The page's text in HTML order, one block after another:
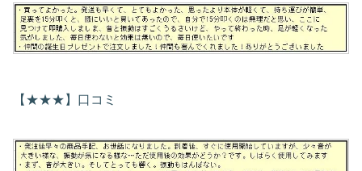
【★★★】口コミ